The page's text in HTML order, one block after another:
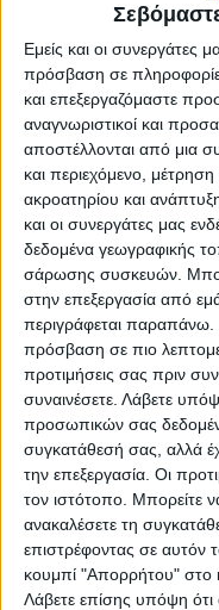
Εμείς και οι συνεργάτες
πρόσβαση σε
και επεξεργαζόμαστε
αναγνωριστικοί και
αποστέλλονται από μια
και περιεχόμενο,
ακροατηρίου και
και οι συνεργάτες μας
δεδομένα γεωγραφικής
σάρωσης συσκευών.
στην επεξεργασία από
περιγράφεται παραπάνω.
πρόσβαση σε πιο
προτιμήσεις σας πριν
συναινέσετε. Λάβετε
προσωπικών σας
συγκατάθεσή σας, αλλά
την επεξεργασία. Οι
τον ιστότοπο. Μπορείτε
ανακαλέσετε τη
επιστρέφοντας σε αυτόν
κουμπί "Απορρήτου" στο
Λάβετε επίσης υπόψη
Σαν σήμερα το 1872
μουσικός Νικόλαος
Υπήρξε πρωτοπόρος
Ελλάδα και
Η προτομή του, έργο
έξω από το
πηγή: Οδός Ελλήνων